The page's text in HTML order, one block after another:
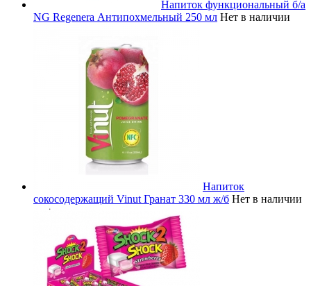
Напиток функциональный б/а
NG Regenera Антипохмельный 250 мл Нет в наличии
Напиток
сокосодержащий Vinut Гранат 330 мл ж/б Нет в наличии